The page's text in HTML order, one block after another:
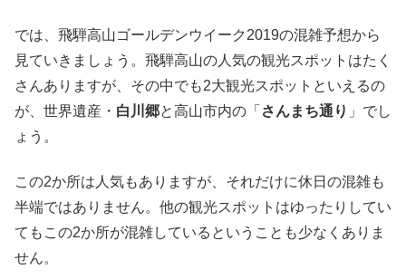
では、飛騨高山ゴールデンウイーク2019の混雑予想から
見ていきましょう。飛騨高山の人気の観光スポットはたく
さんありますが、その中でも2大観光スポットといえるの
が、世界遺産・ 白川郷と高山市内の「 さんまち通り 」でし
ょう。
この2か所は人気もありますが、それだけに休日の混雑も
半端ではありません。他の観光スポットはゆったりしてい
てもこの2か所が混雑しているということも少なくありま
せん。